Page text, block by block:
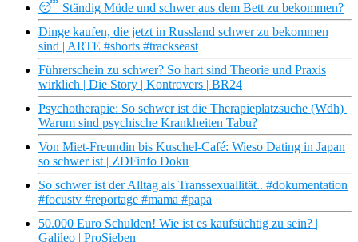
😴 Ständig Müde und schwer aus dem Bett zu bekommen?
Dinge kaufen, die jetzt in Russland schwer zu bekommen
sind | ARTE #shorts #trackseast
Führerschein zu schwer? So hart sind Theorie und Praxis
wirklich | Die Story | Kontrovers | BR24
Psychotherapie: So schwer ist die Therapieplatzsuche (Wdh) |
Warum sind psychische Krankheiten Tabu?
Von Miet-Freundin bis Kuschel-Café: Wieso Dating in Japan
so schwer ist | ZDFinfo Doku
So schwer ist der Alltag als Transsexuallität.. #dokumentation
#focustv #reportage #mama #papa
50.000 Euro Schulden! Wie ist es kaufsüchtig zu sein? |
Galileo | ProSieben